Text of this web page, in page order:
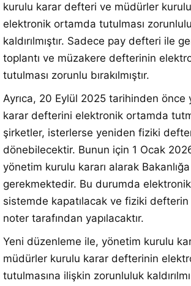
kurulu karar defteri ve müdürler
elektronik ortamda tutulması
kaldırılmıştır. Sadece pay defteri ile
toplantı ve müzakere defterinin
tutulması zorunlu bırakılmıştır.
Ayrıca, 20 Eylül 2025 tarihinden önce
karar defterini elektronik ortamda
şirketler, isterlerse yeniden fiziki
dönebilecektir. Bunun için 1 Ocak
yönetim kurulu kararı alarak
gerekmektedir. Bu durumda
sistemde kapatılacak ve fiziki defterin
noter tarafından yapılacaktır.
Yeni düzenleme ile, yönetim kurulu
müdürler kurulu karar defterinin
tutulmasına ilişkin zorunluluk